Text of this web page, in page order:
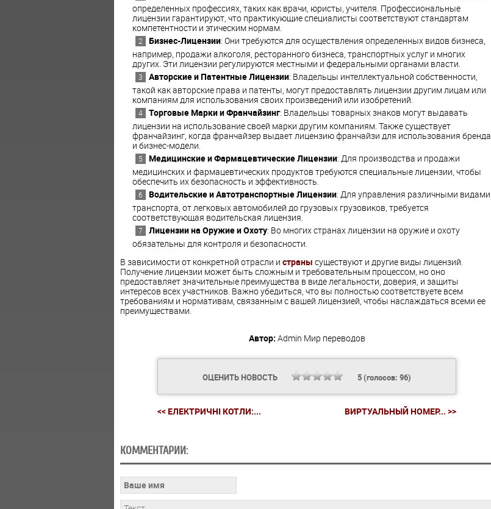
определенных профессиях, таких как врачи, юристы, учителя. Профессиональные
лицензии гарантируют, что практикующие специалисты соответствуют стандартам
компетентности и этическим нормам.
Бизнес-Лицензии: Они требуются для осуществления определенных видов бизнеса,
например, продажи алкоголя, ресторанного бизнеса, транспортных услуг и многих
других. Эти лицензии регулируются местными и федеральными органами власти.
Авторские и Патентные Лицензии: Владельцы интеллектуальной собственности,
такой как авторские права и патенты, могут предоставлять лицензии другим лицам или
компаниям для использования своих произведений или изобретений.
Торговые Марки и Франчайзинг: Владельцы товарных знаков могут выдавать
лицензии на использование своей марки другим компаниям. Также существует
франчайзинг, когда франчайзер выдает лицензию франчайзи для использования бренда
и бизнес-модели.
Медицинские и Фармацевтические Лицензии: Для производства и продажи
медицинских и фармацевтических продуктов требуются специальные лицензии, чтобы
обеспечить их безопасность и эффективность.
Водительские и Автотранспортные Лицензии: Для управления различными видами
транспорта, от легковых автомобилей до грузовых грузовиков, требуется
соответствующая водительская лицензия.
Лицензии на Оружие и Охоту: Во многих странах лицензии на оружие и охоту
обязательны для контроля и безопасности.
В зависимости от конкретной отрасли и страны существуют и другие виды лицензий.
Получение лицензии может быть сложным и требовательным процессом, но оно
предоставляет значительные преимущества в виде легальности, доверия, и защиты
интересов всех участников. Важно убедиться, что вы полностью соответствуете всем
требованиям и нормативам, связанным с вашей лицензией, чтобы наслаждаться всеми ее
преимуществами.
Автор: Admin Мир переводов
ОЦЕНИТЬ НОВОСТЬ 5(голосов: 96)
<< ЕЛЕКТРИЧНІ КОТЛИ:... ВИРТУАЛЬНЫЙ НОМЕР... >>
КОММЕНТАРИИ: